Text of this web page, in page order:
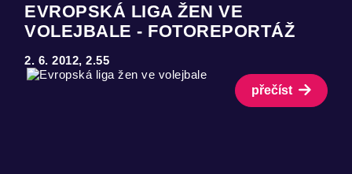
EVROPSKÁ LIGA ŽEN VE
VOLEJBALE - FOTOREPORTÁŽ
2. 6. 2012, 2.55
přečíst